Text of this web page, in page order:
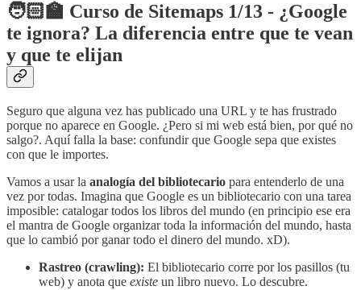
🧑🏻‍🏫 Curso de Sitemaps 1/13 - ¿Google
te ignora? La diferencia entre que te vean
y que te elijan
Seguro que alguna vez has publicado una URL y te has frustrado
porque no aparece en Google. ¿Pero si mi web está bien, por qué no
salgo?. Aquí falla la base: confundir que Google sepa que existes
con que le importes.
Vamos a usar la analogía del bibliotecario para entenderlo de una
vez por todas. Imagina que Google es un bibliotecario con una tarea
imposible: catalogar todos los libros del mundo (en principio ese era
el mantra de Google organizar toda la información del mundo, hasta
que lo cambió por ganar todo el dinero del mundo. xD).
Rastreo (crawling): El bibliotecario corre por los pasillos (tu
web) y anota que existe un libro nuevo. Lo descubre.